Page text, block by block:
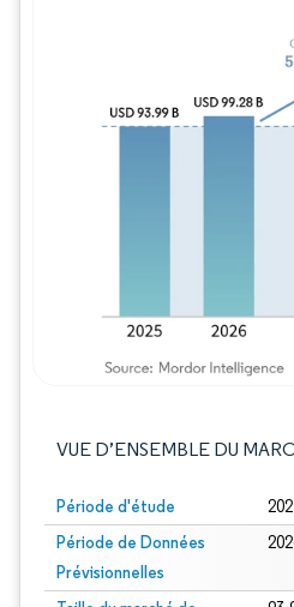
VUE D’ENSEMBLE DU
Période d'étude
Période de Données
Prévisionnelles